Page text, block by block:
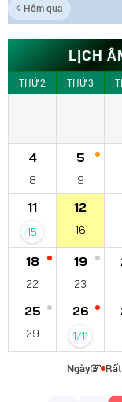
Hôm qua
LỊCH
THỨ 2 THỨ 3
4
8
5
9
11
15
12
16
18
22
19
23
25
29
26
1/11
Ngày